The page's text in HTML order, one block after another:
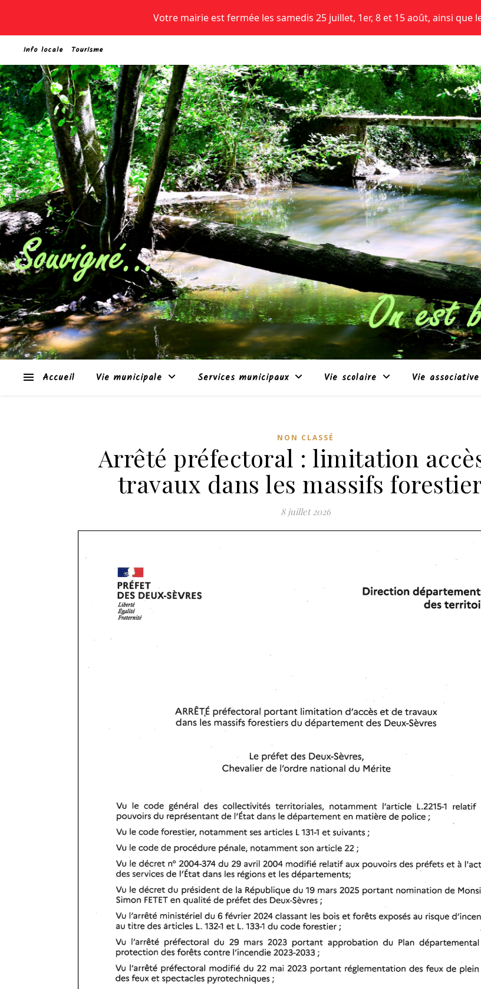
Votre mairie est fermée les samedis 25 juillet, 1er, 8 et 15 août, ainsi que
Info locale Tourisme
Accueil Vie municipale Services municipaux Vie scolaire Vie associative
NON CLASSÉ
Arrêté préfectoral : limitation
travaux dans les massifs
8 juillet 2026